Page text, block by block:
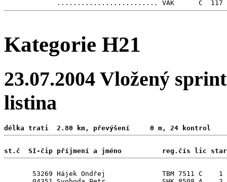
Kategorie H21
23.07.2004 Vložený
listina
délka trati  2.80 km, převýšení     0 m, 24 kontrol
st.č  SI-čip příjmení a jméno          reg.čís lic